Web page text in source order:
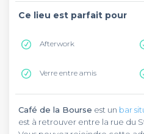
Ce lieu est parfait pour
Afterwork
Verre entre amis
Café de la Bourse est un bar
est à retrouver entre la rue du